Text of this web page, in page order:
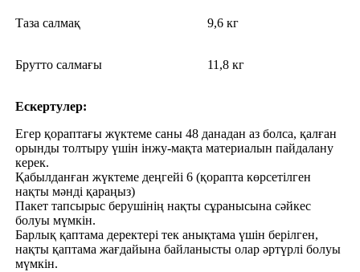
Таза салмақ 9,6 кг
Брутто салмағы 11,8 кг
Ескертулер:
Егер қораптағы жүктеме саны 48 данадан аз болса, қалған
орынды толтыру үшін інжу-мақта материалын пайдалану
керек.
Қабылданған жүктеме деңгейі 6 (қорапта көрсетілген
нақты мәнді қараңыз)
Пакет тапсырыс берушінің нақты сұранысына сәйкес
болуы мүмкін.
Барлық қаптама деректері тек анықтама үшін берілген,
нақты қаптама жағдайына байланысты олар әртүрлі болуы
мүмкін.